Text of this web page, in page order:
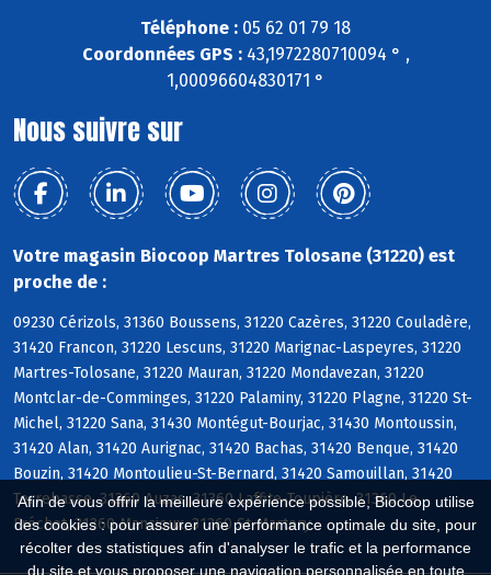
Afin de vous offrir la meilleure expérience possible, Biocoop utilise
des cookies : pour assurer une performance optimale du site, pour
récolter des statistiques afin d'analyser le trafic et la performance
du site et vous proposer une navigation personnalisée en toute
Téléphone : 05 62 01 79 18
Coordonnées GPS :43,1972280710094 ° ,
1,00096604830171 °
Nous suivre sur
Votre magasin Biocoop Martres Tolosane (31220) est
proche de :
09230 Cérizols, 31360 Boussens, 31220 Cazères, 31220 Couladère,
31420 Francon, 31220 Lescuns, 31220 Marignac-Laspeyres, 31220
Martres-Tolosane, 31220 Mauran, 31220 Mondavezan, 31220
Montclar-de-Comminges, 31220 Palaminy, 31220 Plagne, 31220 St-
Michel, 31220 Sana, 31430 Montégut-Bourjac, 31430 Montoussin,
31420 Alan, 31420 Aurignac, 31420 Bachas, 31420 Benque, 31420
Bouzin, 31420 Montoulieu-St-Bernard, 31420 Samouillan, 31420
Terrebasse, 31360 Auzas, 31360 Laffite-Toupière, 31360 Le
Fréchet, 31360 Mancioux, 31360 St-Martory